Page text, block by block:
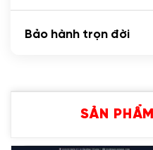
Bảo hành trọn đời
SẢN